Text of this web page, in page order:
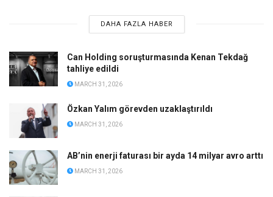
DAHA FAZLA HABER
Can Holding soruşturmasında Kenan Tekdağ
tahliye edildi
MARCH 31, 2026
Özkan Yalım görevden uzaklaştırıldı
MARCH 31, 2026
AB’nin enerji faturası bir ayda 14 milyar avro arttı
MARCH 31, 2026